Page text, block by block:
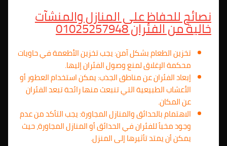
نصائح للحفاظ على المنازل والمنشآت
خالية من الفئران 01025257948
تخزين الطعام بشكل آمن: يجب تخزين الأطعمة في حاويات
محكمة الإغلاق لمنع وصول الفئران إليها.
إبعاد الفئران عن مناطق الجذب: يمكن استخدام العطور أو
الأعشاب الطبيعية التي تنبعث منها رائحة تبعد الفئران
عن المكان.
الاهتمام بالحدائق والمنازل المجاورة: يجب التأكد من عدم
وجود مخبأ للفئران في الحدائق أو المنازل المجاورة، حيث
يمكن أن يمتد تأثيرها إلى المنزل.